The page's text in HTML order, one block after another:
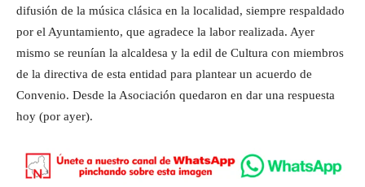
difusión de la música clásica en la localidad, siempre respaldado
por el Ayuntamiento, que agradece la labor realizada. Ayer
mismo se reunían la alcaldesa y la edil de Cultura con miembros
de la directiva de esta entidad para plantear un acuerdo de
Convenio. Desde la Asociación quedaron en dar una respuesta
hoy (por ayer).